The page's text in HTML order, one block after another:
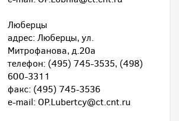
Люберцы
адрес: Люберцы, ул.
Митрофанова, д.20а
телефон: (495) 745-3535, (498)
600-3311
факс: (495) 745-3536
e-mail: OP.Lubertcy@ct.cnt.ru